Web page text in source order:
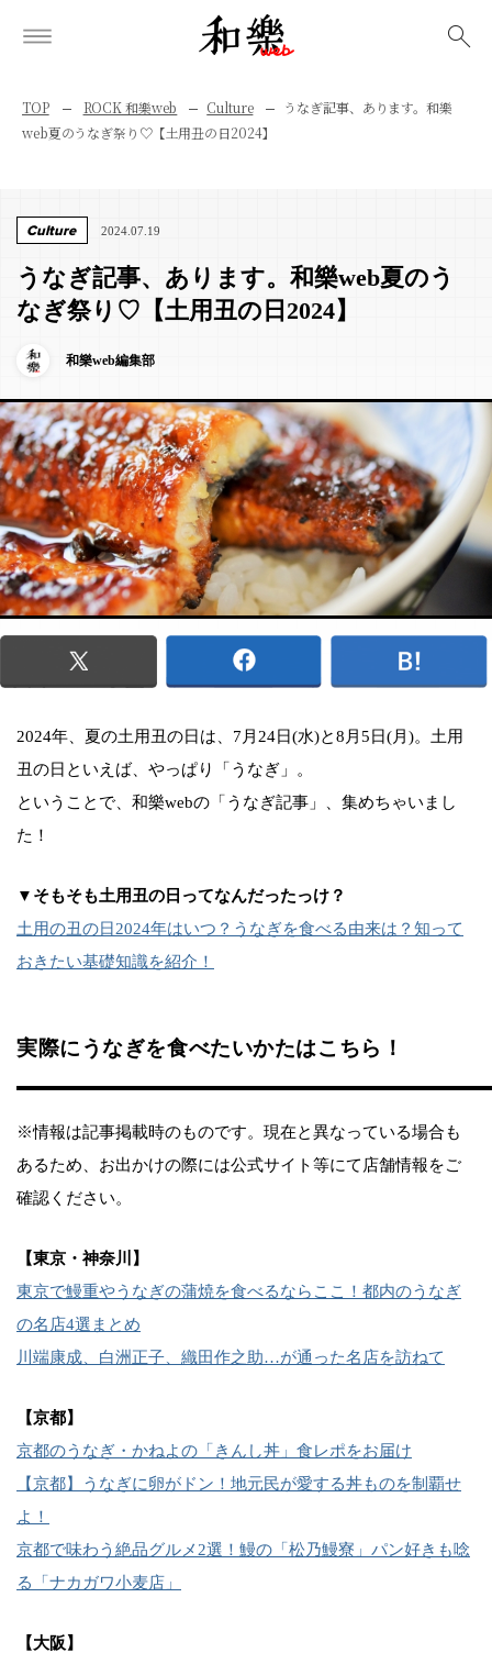
TOP ROCK 和樂web Culture
うなぎ記事、あります。和樂
web夏のうなぎ祭り♡【土用丑の日2024】
Culture 2024.07.19
うなぎ記事、あります。和樂web夏のう
なぎ祭り♡【土用丑の日2024】
和樂web編集部
2024年、夏の土用丑の日は、7月24日(水)と8月5日(月)。土用
丑の日といえば、やっぱり「うなぎ」。
ということで、和樂webの「うなぎ記事」、集めちゃいまし
た！
▼そもそも土用丑の日ってなんだったっけ？
土用の丑の日2024年はいつ？うなぎを食べる由来は？知って
おきたい基礎知識を紹介！
実際にうなぎを食べたいかたはこちら！
※情報は記事掲載時のものです。現在と異なっている場合も
あるため、お出かけの際には公式サイト等にて店舗情報をご
確認ください。
【東京・神奈川】
東京で鰻重やうなぎの蒲焼を食べるならここ！都内のうなぎ
の名店4選まとめ
川端康成、白洲正子、織田作之助…が通った名店を訪ねて
【京都】
京都のうなぎ・かねよの「きんし丼」食レポをお届け
【京都】うなぎに卵がドン！地元民が愛する丼ものを制覇せ
よ！
京都で味わう絶品グルメ2選！鰻の「松乃鰻寮」パン好きも唸
る「ナカガワ小麦店」
【大阪】